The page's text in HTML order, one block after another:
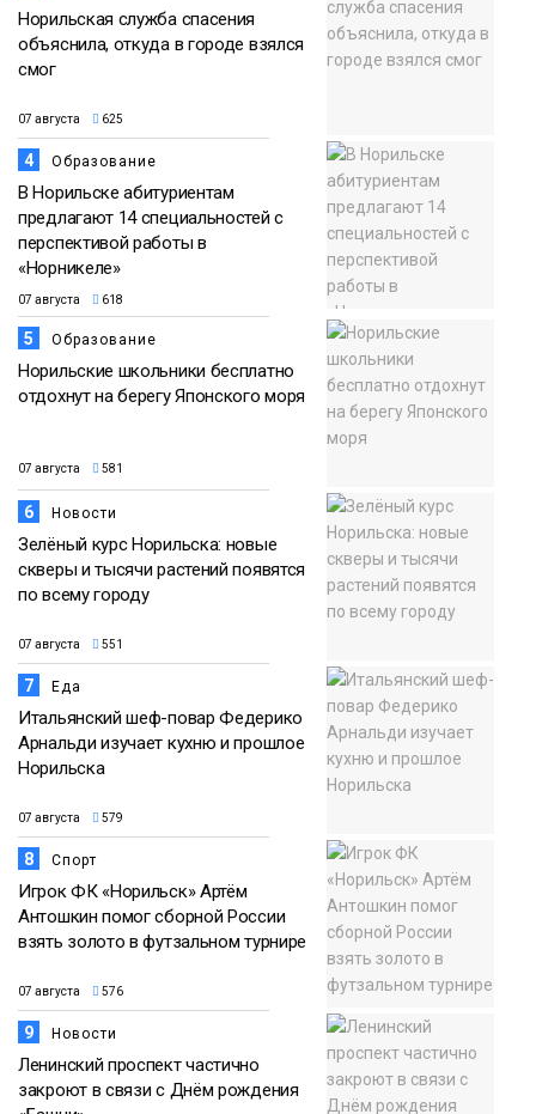
Норильская служба спасения
объяснила, откуда в городе взялся
смог
07 августа 625
4 Образование
В Норильске абитуриентам
предлагают 14 специальностей с
перспективой работы в
«Норникеле»
07 августа 618
5 Образование
Норильские школьники бесплатно
отдохнут на берегу Японского моря
07 августа 581
6 Новости
Зелёный курс Норильска: новые
скверы и тысячи растений появятся
по всему городу
07 августа 551
7 Еда
Итальянский шеф-повар Федерико
Арнальди изучает кухню и прошлое
Норильска
07 августа 579
8 Спорт
Игрок ФК «Норильск» Артём
Антошкин помог сборной России
взять золото в футзальном турнире
07 августа 576
9 Новости
Ленинский проспект частично
закроют в связи с Днём рождения